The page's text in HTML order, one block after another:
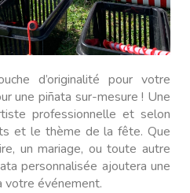
d’originalité pour votre
une piñata sur-mesure ! Une
professionnelle et selon
et le thème de la fête. Que
un mariage, ou toute autre
personnalisée ajoutera une
votre événement.